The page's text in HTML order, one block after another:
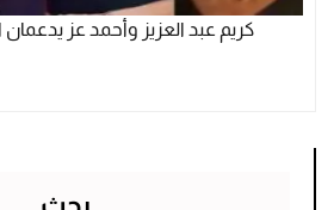
كريم عبد العزيز وأحمد عز